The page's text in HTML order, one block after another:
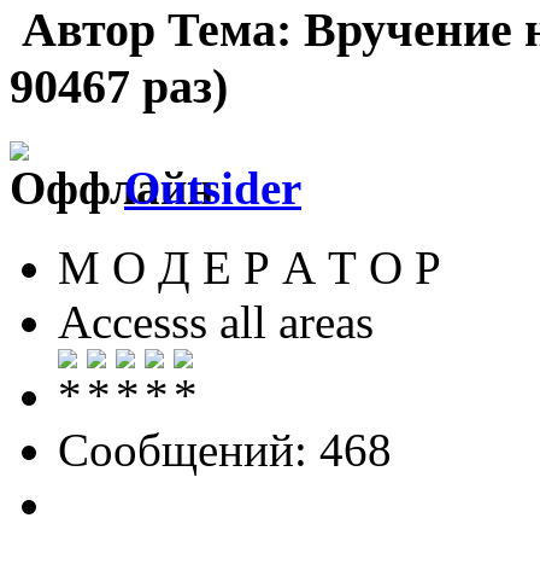
Автор Тема: Вручение
90467 раз)
Outsider
М О Д Е Р А Т О Р
Accesss all areas
Сообщений: 468